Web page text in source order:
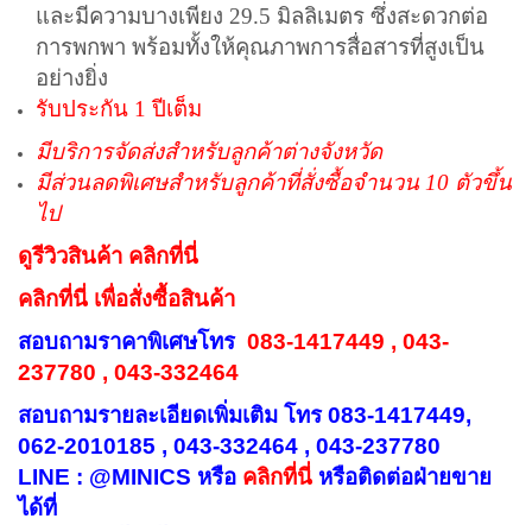
และมีความบางเพียง 29.5 มิลลิเมตร ซึ่งสะดวกต่อ
การพกพา พร้อมทั้งให้คุณภาพการสื่อสารที่สูงเป็น
อย่างยิ่ง
รับประกัน 1 ปีเต็ม
มีบริการจัดส่งสำหรับลูกค้าต่างจังหวัด
มีส่วนลดพิเศษสำหรับลูกค้าที่สั่งซื้อจำนวน 10 ตัวขึ้น
ไป
ดูรีวิวสินค้า คลิกที่นี่
คลิกที่นี่ เพื่อสั่งซื้อสินค้า
สอบถามราคาพิเศษโทร 083-1417449 , 043-
237780 , 043-332464
สอบถามรายละเอียดเพิ่มเติม โทร 083-1417449,
062-2010185 , 043-332464 , 043-237780
LINE : @MINICS หรือ คลิกที่นี่ หรือติดต่อฝ่ายขาย
ได้ที่